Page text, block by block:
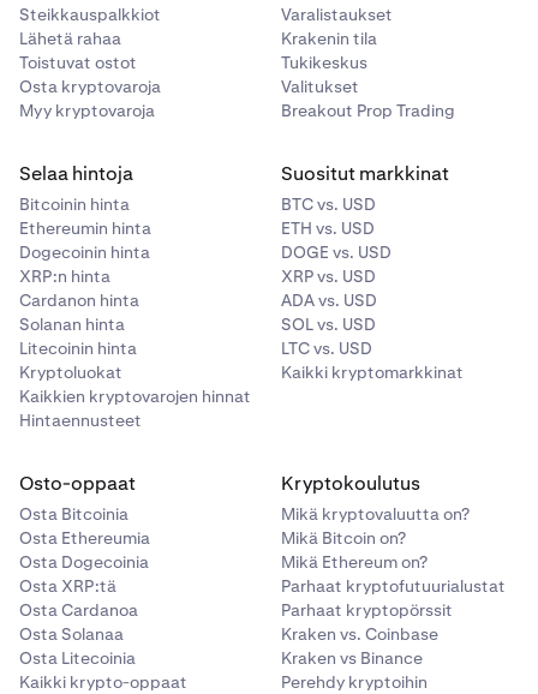
Steikkauspalkkiot
Lähetä rahaa
Toistuvat ostot
Osta kryptovaroja
Myy kryptovaroja
Varalistaukset
Krakenin tila
Tukikeskus
Valitukset
Breakout Prop Trading
Selaa hintoja
Bitcoinin hinta
Ethereumin hinta
Dogecoinin hinta
XRP:n hinta
Cardanon hinta
Solanan hinta
Litecoinin hinta
Kryptoluokat
Kaikkien kryptovarojen hinnat
Hintaennusteet
Suositut markkinat
BTC vs. USD
ETH vs. USD
DOGE vs. USD
XRP vs. USD
ADA vs. USD
SOL vs. USD
LTC vs. USD
Kaikki kryptomarkkinat
Osto-oppaat
Osta Bitcoinia
Osta Ethereumia
Osta Dogecoinia
Osta XRP:tä
Osta Cardanoa
Osta Solanaa
Osta Litecoinia
Kaikki krypto-oppaat
Kryptokoulutus
Mikä kryptovaluutta on?
Mikä Bitcoin on?
Mikä Ethereum on?
Parhaat kryptofutuurialustat
Parhaat kryptopörssit
Kraken vs. Coinbase
Kraken vs Binance
Perehdy kryptoihin